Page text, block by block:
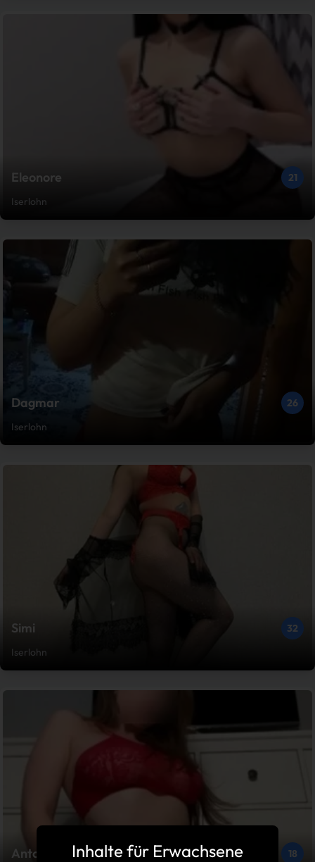
Eleonore
21
Iserlohn
Dagmar
26
Iserlohn
Simi
32
Iserlohn
Antonia
18
Inhalte für Erwachsene